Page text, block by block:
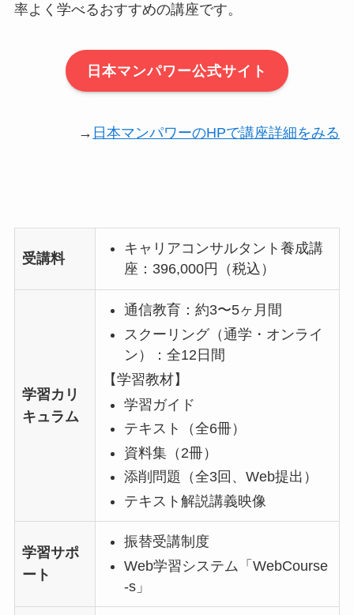
率よく学べるおすすめの講座です。
日本マンパワー公式サイト
→ 日本マンパワーのHPで講座詳細をみる
受講料
キャリアコンサルタント養成講
座：396,000円（税込）
学習カリ
キュラム
通信教育：約3〜5ヶ月間
スクーリング（通学・オンライ
ン）：全12日間
【学習教材】
学習ガイド
テキスト（全6冊）
資料集（2冊）
添削問題（全3回、Web提出）
テキスト解説講義映像
学習サポ
ート
振替受講制度
Web学習システム「WebCourse
-s」